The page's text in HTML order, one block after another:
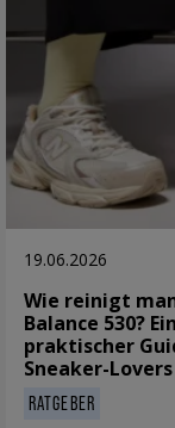
19.06.2026
Wie reinigt
Balance 530?
praktischer
Sneaker-Lovers
RATGEBER